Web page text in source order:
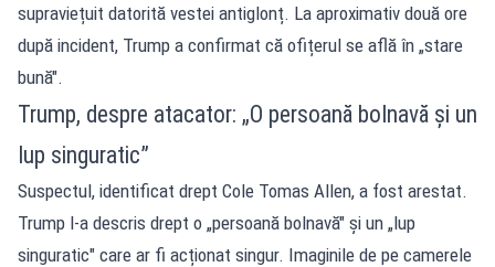
supraviețuit datorită vestei antiglonț. La aproximativ două ore
după incident, Trump a confirmat că ofițerul se află în „stare
bună".
Trump, despre atacator: „O persoană bolnavă și un
lup singuratic”
Suspectul, identificat drept Cole Tomas Allen, a fost arestat.
Trump l-a descris drept o „persoană bolnavă" și un „lup
singuratic" care ar fi acționat singur. Imaginile de pe camerele